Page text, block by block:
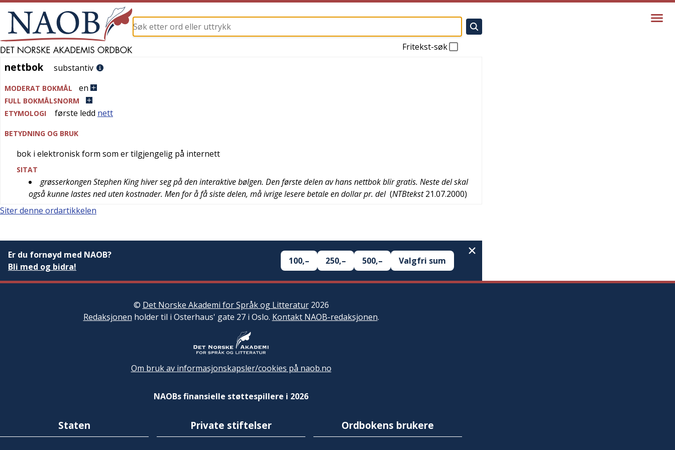
Fritekst-søk
nettbok
nettbok substantiv
MODERAT BOKMÅL en
FULL BOKMÅLSNORM
ETYMOLOGI
første ledd nett
BETYDNING OG BRUK
bok i elektronisk form som er tilgjengelig på internett
SITAT
grøsserkongen Stephen King hiver seg på den interaktive bølgen. Den første delen av hans nettbok blir gratis. Neste del skal
også kunne lastes ned uten kostnader. Men for å få siste delen, må ivrige lesere betale en dollar pr. del (NTBtekst 21.07.2000)
Siter denne ordartikkelen
Er du fornøyd med NAOB?
Bli med og bidra!
100,– 250,– 500,– Valgfri sum
© Det Norske Akademi for Språk og Litteratur2026
Redaksjonen holder til i Osterhaus' gate 27 i Oslo. Kontakt NAOB-redaksjonen.
Om bruk av informasjonskapsler/cookies på naob.no
NAOBs finansielle støttespillere i 2026
Staten Private stiftelser Ordbokens brukere